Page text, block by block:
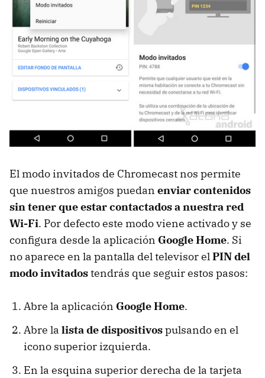
El modo invitados de Chromecast nos permite
que nuestros amigos puedan enviar contenidos
sin tener que estar contactados a nuestra red
Wi-Fi. Por defecto este modo viene activado y se
configura desde la aplicación Google Home. Si
no aparece en la pantalla del televisor elPIN del
modo invitadostendrás que seguir estos pasos:
Abre la aplicación Google Home.
Abre la lista de dispositivospulsando en el
icono superior izquierda.
En la esquina superior derecha de la tarjeta